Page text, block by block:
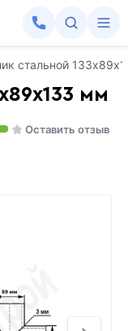
стальной
мм
Оставить отзыв